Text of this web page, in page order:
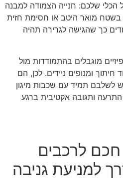
הכלי שלכם: חנייה הצמודה למבנה
בשטח מואר היטב או חסימת חזית
כך שהגישה לגרירה תהיה
מוגבלים בהתמודדות מול
חיתוך ומנופים ניידים. לכן, הם
לשלבם תמיד עם שכבות מיגון
התרעה ותגובה אקטיבית ברגע
חכם לרכבים
למניעת גניבה